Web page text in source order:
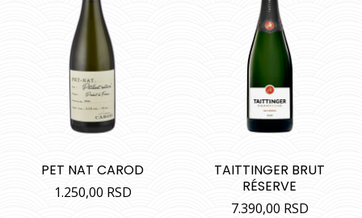
PET NAT CAROD
1.250,00 RSD
TAITTINGER BRUT
RÉSERVE
7.390,00 RSD